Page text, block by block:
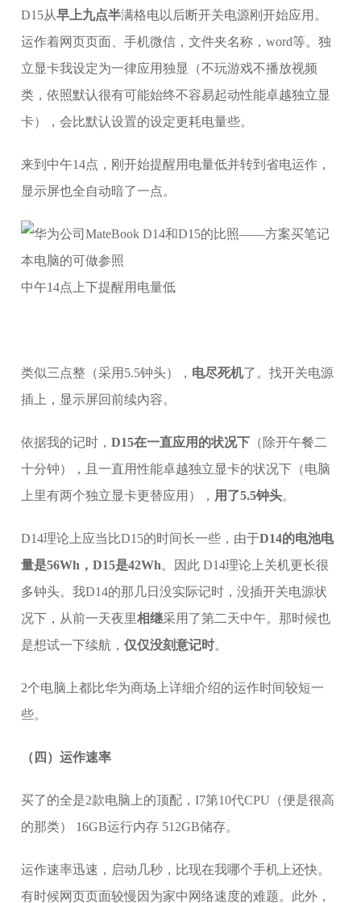
D15从早上九点半满格电以后断开关电源刚开始应用。
运作着网页页面、手机微信，文件夹名称，word等。独
立显卡我设定为一律应用独显（不玩游戏不播放视频
类，依照默认很有可能始终不容易起动性能卓越独立显
卡），会比默认设置的设定更耗电量些。
来到中午14点，刚开始提醒用电量低并转到省电运作，
显示屏也全自动暗了一点。
中午14点上下提醒用电量低
类似三点整（采用5.5钟头）， 电尽死机了。找开关电源
插上，显示屏回前续內容。
依据我的记时，D15在一直应用的状况下 （除开午餐二
十分钟），且一直用性能卓越独立显卡的状况下（电脑
上里有两个独立显卡更替应用）， 用了5.5钟头。
D14理论上应当比D15的时间长一些，由于D14的电池电
量是56Wh，D15是42Wh。因此 D14理论上关机更长很
多钟头。我D14的那几日没实际记时，没插开关电源状
况下，从前一天夜里相继采用了第二天中午。那时候也
是想试一下续航，仅仅没刻意记时。
2个电脑上都比华为商场上详细介绍的运作时间较短一
些。
（四）运作速率
买了的全是2款电脑上的顶配，I7第10代CPU（便是很高
的那类） 16GB运行内存 512GB储存。
运作速率迅速，启动几秒，比现在我哪个手机上还快。
有时候网页页面较慢因为家中网络速度的难题。此外，